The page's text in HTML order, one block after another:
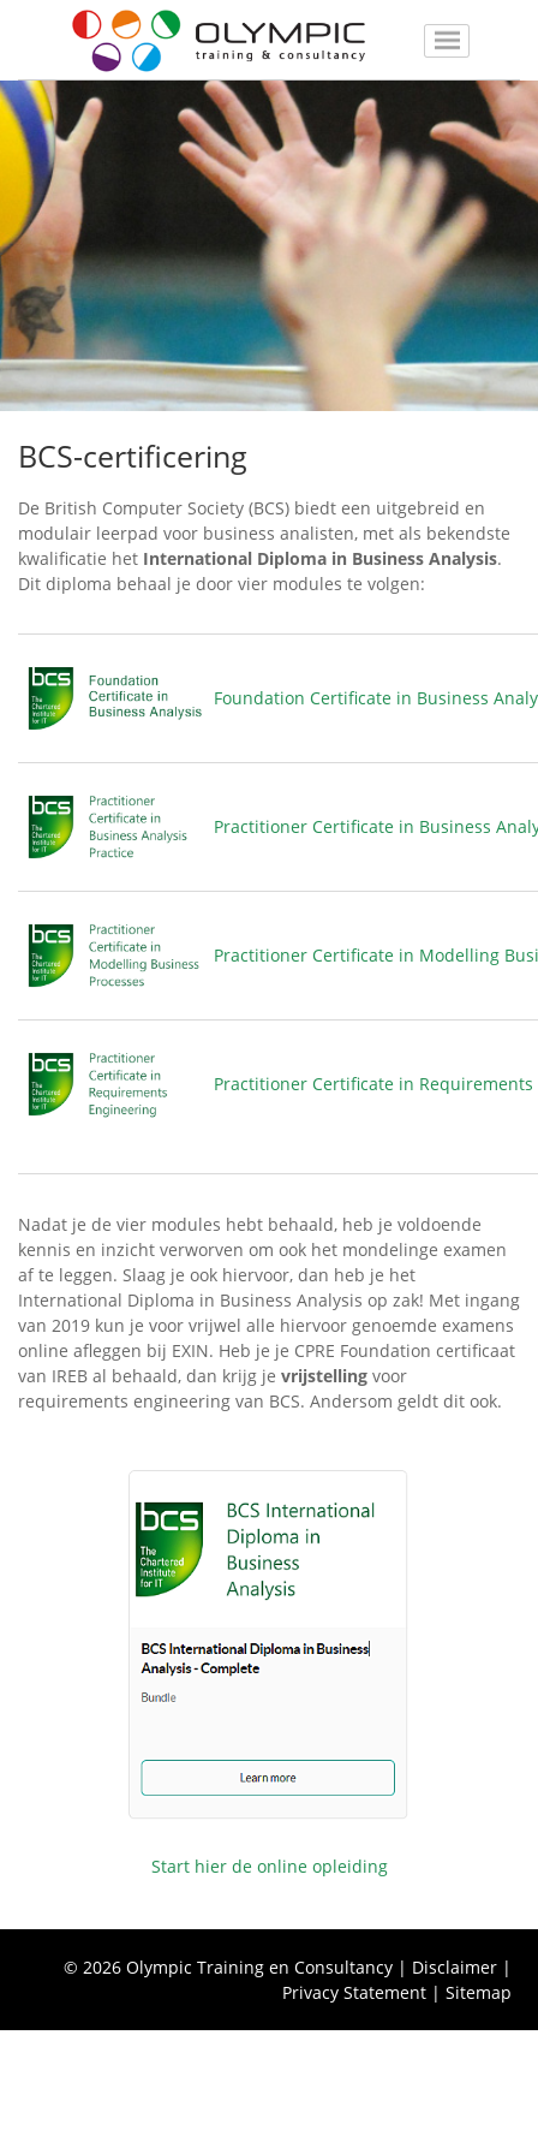
BCS-certificering
De British Computer Society (BCS) biedt een uitgebreid en
modulair leerpad voor business analisten, met als bekendste
kwalificatie het International Diploma in Business Analysis.
Dit diploma behaal je door vier modules te volgen:
Foundation Certificate in Business
Practitioner Certificate in Business
Practitioner Certificate in Modelling
Practitioner Certificate in
Nadat je de vier modules hebt behaald, heb je voldoende
kennis en inzicht verworven om ook het mondelinge examen
af te leggen. Slaag je ook hiervoor, dan heb je het
International Diploma in Business Analysis op zak! Met ingang
van 2019 kun je voor vrijwel alle hiervoor genoemde examens
online afleggen bij EXIN. Heb je je CPRE Foundation certificaat
van IREB al behaald, dan krijg je vrijstelling voor
requirements engineering van BCS. Andersom geldt dit ook.
Start hier de online opleiding
© 2026 Olympic Training en Consultancy | Disclaimer|
Privacy Statement| Sitemap